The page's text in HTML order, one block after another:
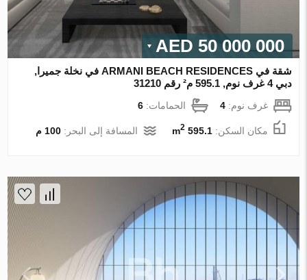
50 000 000 AED
شقة في ARMANI BEACH RESIDENCES في نخلة جميرا,
دبي 4 غرف نوم, 595.1 م² رقم 31210
غرف نوم:4 الحمامات:6
مكان السكن:595.1 m
2 المسافة إلى البحر:100 م